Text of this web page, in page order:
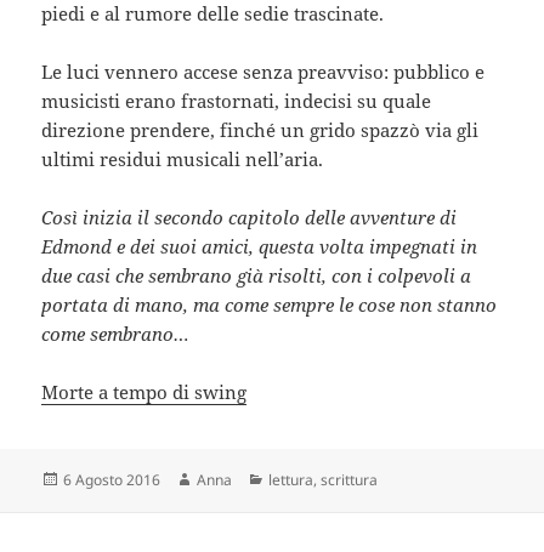
piedi e al rumore delle sedie trascinate.
Le luci vennero accese senza preavviso: pubblico e
musicisti erano frastornati, indecisi su quale
direzione prendere, finché un grido spazzò via gli
ultimi residui musicali nell’aria.
Così inizia il secondo capitolo delle avventure di
Edmond e dei suoi amici, questa volta impegnati in
due casi che sembrano già risolti, con i colpevoli a
portata di mano, ma come sempre le cose non stanno
come sembrano…
Morte a tempo di swing
Scritto
6 Agosto 2016 Autore
Anna Categorie
lettura,scrittura